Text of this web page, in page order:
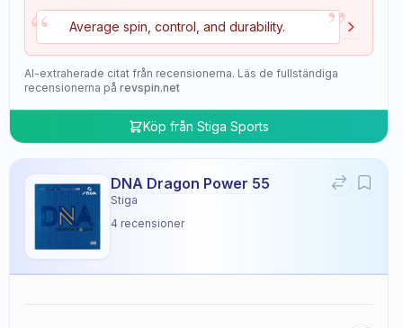
“ Average spin, control, and durability. ”
AI-extraherade citat från recensionerna. Läs de fullständiga
recensionerna på revspin.net
Köp från Stiga Sports
DNA Dragon Power 55
Stiga
4 recensioner